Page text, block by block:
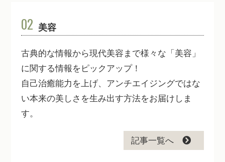
02 美容
古典的な情報から現代美容まで様々な「美容」
に関する情報をピックアップ！
自己治癒能力を上げ、アンチエイジングではな
い本来の美しさを生み出す方法をお届けしま
す。
記事一覧へ